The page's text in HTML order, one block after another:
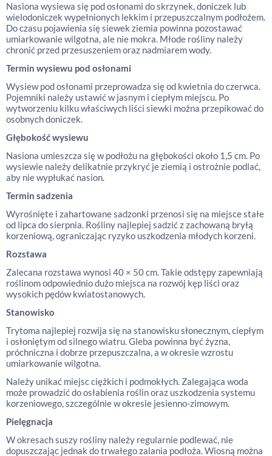
Nasiona wysiewa się pod osłonami do skrzynek, doniczek lub
wielodoniczek wypełnionych lekkim i przepuszczalnym podłożem.
Do czasu pojawienia się siewek ziemia powinna pozostawać
umiarkowanie wilgotna, ale nie mokra. Młode rośliny należy
chronić przed przesuszeniem oraz nadmiarem wody.
Termin wysiewu pod osłonami
Wysiew pod osłonami przeprowadza się od kwietnia do czerwca.
Pojemniki należy ustawić w jasnym i ciepłym miejscu. Po
wytworzeniu kilku właściwych liści siewki można przepikować do
osobnych doniczek.
Głębokość wysiewu
Nasiona umieszcza się w podłożu na głębokości około 1,5 cm. Po
wysiewie należy delikatnie przykryć je ziemią i ostrożnie podlać,
aby nie wypłukać nasion.
Termin sadzenia
Wyrośnięte i zahartowane sadzonki przenosi się na miejsce stałe
od lipca do sierpnia. Rośliny najlepiej sadzić z zachowaną bryłą
korzeniową, ograniczając ryzyko uszkodzenia młodych korzeni.
Rozstawa
Zalecana rozstawa wynosi 40 × 50 cm. Takie odstępy zapewniają
roślinom odpowiednio dużo miejsca na rozwój kęp liści oraz
wysokich pędów kwiatostanowych.
Stanowisko
Trytoma najlepiej rozwija się na stanowisku słonecznym, ciepłym
i osłoniętym od silnego wiatru. Gleba powinna być żyzna,
próchniczna i dobrze przepuszczalna, a w okresie wzrostu
umiarkowanie wilgotna.
Należy unikać miejsc ciężkich i podmokłych. Zalegająca woda
może prowadzić do osłabienia roślin oraz uszkodzenia systemu
korzeniowego, szczególnie w okresie jesienno-zimowym.
Pielęgnacja
W okresach suszy rośliny należy regularnie podlewać, nie
dopuszczając jednak do trwałego zalania podłoża. Wiosną można